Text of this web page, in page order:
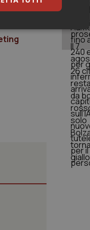
e
servizio Cookie-